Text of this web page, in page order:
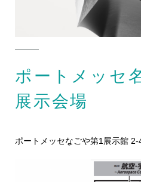
ポートメッセ
展示会場
ポートメッセなごや第1展示館 2-